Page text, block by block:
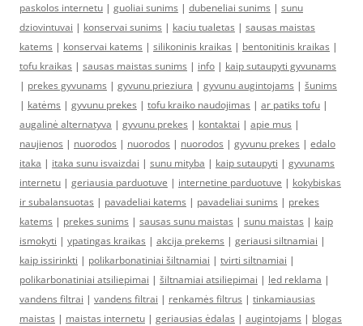
paskolos internetu | guoliai sunims | dubeneliai sunims | sunu
dziovintuvai | konservai sunims | kaciu tualetas | sausas maistas
katems | konservai katems | silikoninis kraikas | bentonitinis kraikas |
tofu kraikas | sausas maistas sunims | info | kaip sutaupyti gyvunams
| prekes gyvunams | gyvunu prieziura | gyvunu augintojams | šunims
| katėms | gyvunu prekes | tofu kraiko naudojimas | ar patiks tofu |
augalinė alternatyva | gyvunu prekes | kontaktai | apie mus |
naujienos | nuorodos | nuorodos | nuorodos | gyvunu prekes | edalo
itaka | itaka sunu isvaizdai | sunu mityba | kaip sutaupyti | gyvunams
internetu | geriausia parduotuve | internetine parduotuve | kokybiskas
ir subalansuotas | pavadeliai katems | pavadeliai sunims | prekes
katems | prekes sunims | sausas sunu maistas | sunu maistas | kaip
ismokyti | ypatingas kraikas | akcija prekems | geriausi siltnamiai |
kaip issirinkti | polikarbonatiniai šiltnamiai | tvirti siltnamiai |
polikarbonatiniai atsiliepimai | šiltnamiai atsiliepimai | led reklama |
vandens filtrai | vandens filtrai | renkamės filtrus | tinkamiausias
maistas | maistas internetu | geriausias ėdalas | augintojams | blogas